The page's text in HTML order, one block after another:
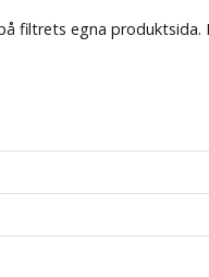
filtrets egna